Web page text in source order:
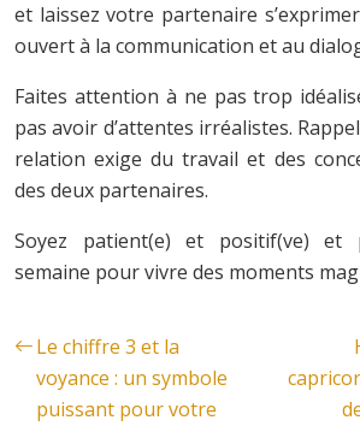
et laissez votre partenaire
ouvert à la communication et au
Faites attention à ne pas trop
pas avoir d’attentes irréalistes.
relation exige du travail et des
des deux partenaires.
Soyez patient(e) et positif(ve) et
semaine pour vivre des moments
Le chiffre 3 et la
voyance : un symbole
puissant pour votre